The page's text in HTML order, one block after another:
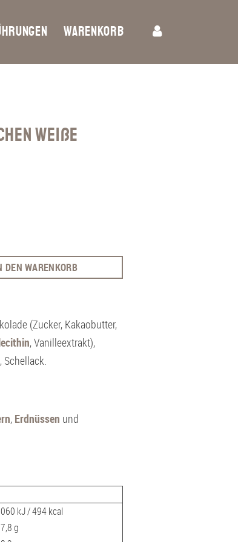
WARENKORB
Weiße
DEN WARENKORB
(Zucker, Kakaobutter,
, Vanilleextrakt),
Schellack.
, Erdnüssen und
kJ / 494 kcal
g